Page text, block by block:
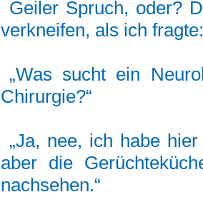
Geiler Spruch, oder?
verkneifen, als ich fragte:
„Was sucht ein
Chirurgie?“
„Ja, nee, ich habe
aber die
nachsehen.“